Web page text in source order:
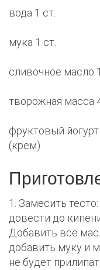
вода 1 ст.
мука 1 ст.
сливочное масло
творожная масса
фруктовый
(крем)
1. Замесить
довести до
Добавить все
добавить муку и
не будет